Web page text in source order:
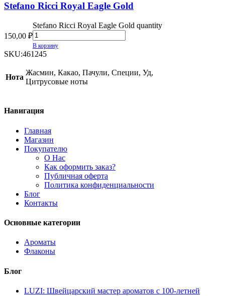
Stefano Ricci Royal Eagle Gold
150,00 ₽
Stefano Ricci Royal Eagle Gold quantity
В корзину
SKU:461245
Нота
Жасмин, Какао, Пачули, Специи, Уд,
Цитрусовые ноты
Навигация
Главная
Магазин
Покупателю
О Нас
Как оформить заказ?
Публичная оферта
Политика конфиденциальности
Блог
Контакты
Основные категории
Ароматы
Флаконы
Блог
LUZI: Швейцарский мастер ароматов с 100-летней